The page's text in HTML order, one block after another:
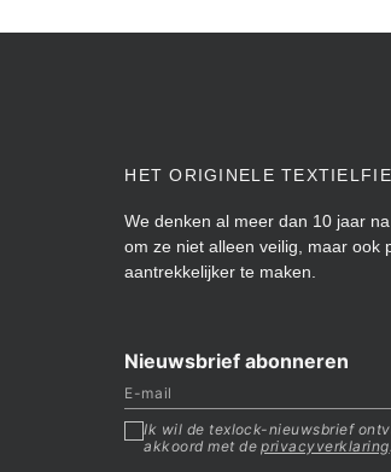
HET ORIGINELE
We denken al meer dan 10 jaar
om ze niet alleen veilig, maar ook
aantrekkelijker te maken.
Nieuwsbrief abonneren
Ik wil de texlock-nieuwsbrief
akkoord met deprivacyverklaring